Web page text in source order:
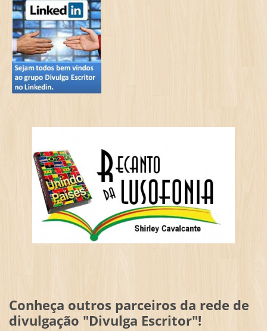
Conheça outros parceiros da rede de
divulgação "Divulga Escritor"!